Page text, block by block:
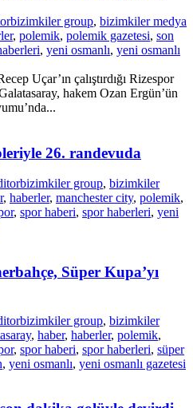
bizimkiler group, bizimkiler medya
, polemik, polemik gazetesi, son
, yeni osmanlı, yeni osmanlı
Uçar’ın çalıştırdığı Rizespor
hakem Ozan Ergün’ün
26. randevuda
bizimkiler group, bizimkiler
, haberler, manchester city, polemik,
, spor haberi, spor haberleri, yeni
Süper Kupa’yı
bizimkiler group, bizimkiler
, haber, haberler, polemik,
, spor haberi, spor haberleri, süper
, yeni osmanlı, yeni osmanlı gazetesi